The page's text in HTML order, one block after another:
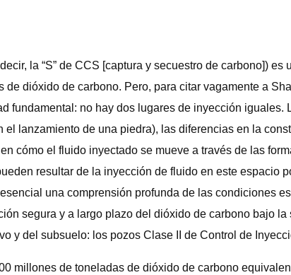
la “S” de CCS [captura y secuestro de carbono])
dióxido de carbono. Pero, para citar vagamente a
fundamental: no hay dos lugares de inyección
lanzamiento de una piedra), las diferencias en la
cómo el fluido inyectado se mueve a través de las
resultar de la inyección de fluido en este espacio
una comprensión profunda de las condiciones
segura y a largo plazo del dióxido de carbono bajo
y del subsuelo: los pozos Clase II de Control de
millones de toneladas de dióxido de carbono